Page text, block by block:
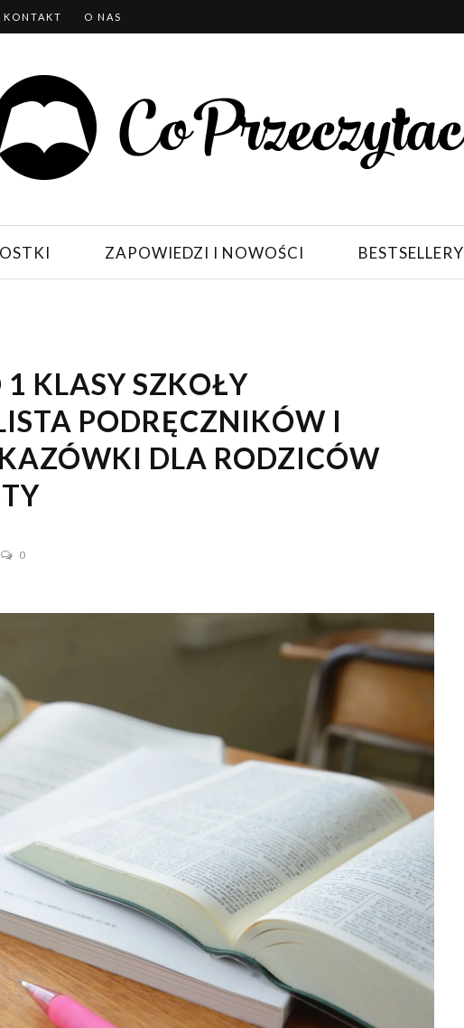
KONTAKT O NAS
ZAPOWIEDZI I NOWOŚCI BESTSELLERY
KLASY SZKOŁY
PODRĘCZNIKÓW I
DLA RODZICÓW
0